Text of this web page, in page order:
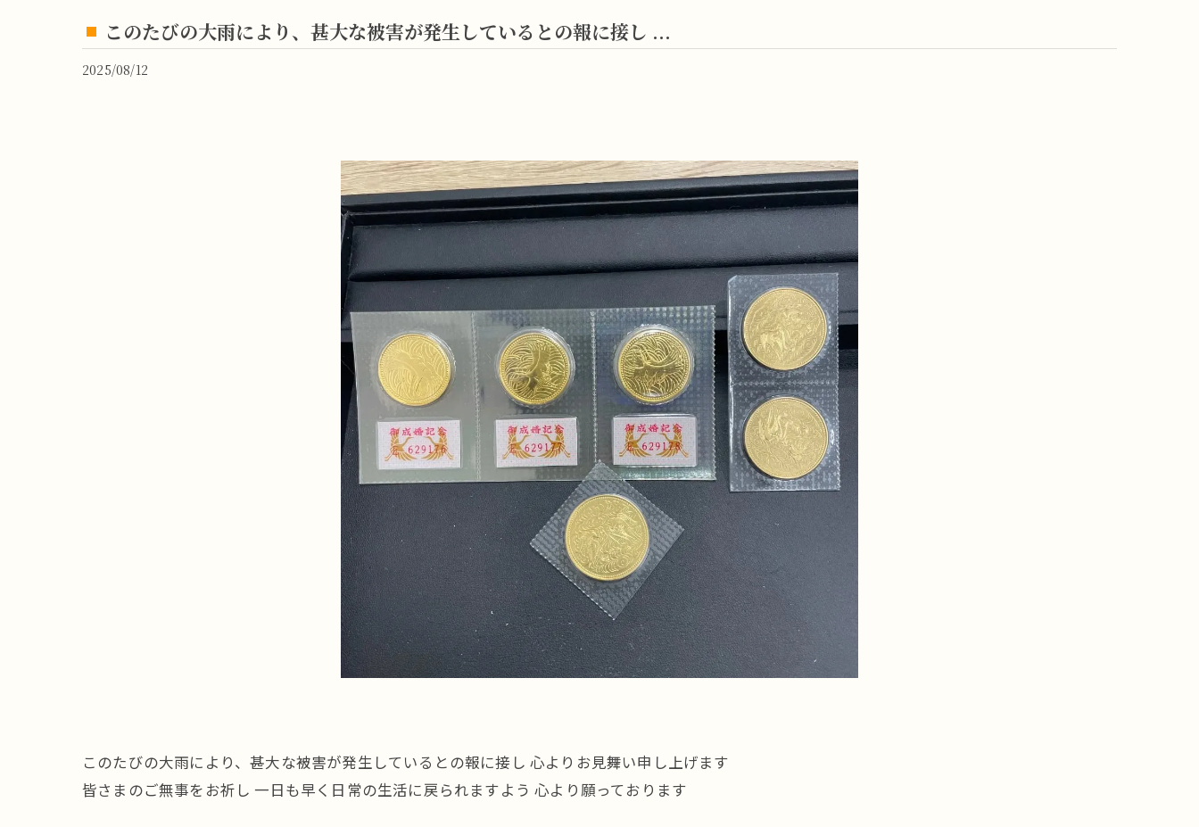
このたびの大雨により、甚大な被害が発生しているとの報に接し ...
2025/08/12
このたびの大雨により、甚大な被害が発生しているとの報に接し 心よりお見舞い申し上げます
皆さまのご無事をお祈し 一日も早く日常の生活に戻られますよう 心より願っております